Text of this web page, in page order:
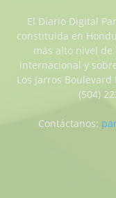
El Diario Digital
constituida en
más alto nivel
internacional y
Los Jarros
(504)
Contáctanos: